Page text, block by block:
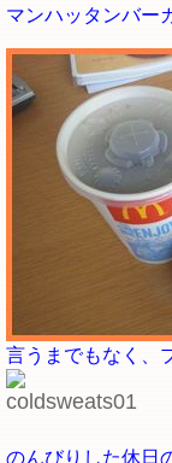
マンハッタンバー
言うまでもなく、
のんびりした休日